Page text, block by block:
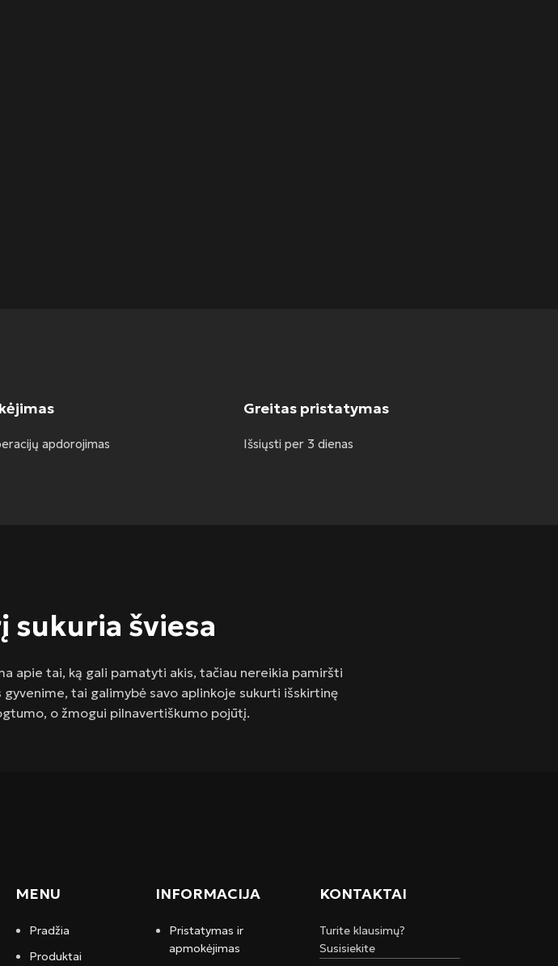
apdorojimas
Greitas pristatymas
Išsiųsti per 3 dienas
sukuria šviesa
apie tai, ką gali pamatyti akis, tačiau nereikia pamiršti
tai galimybė savo aplinkoje sukurti išskirtinę
o žmogui pilnavertiškumo pojūtį.
MENU
Pradžia
Produktai
INFORMACIJA
Pristatymas ir
apmokėjimas
KONTAKTAI
Turite klausimų?
Susisiekite